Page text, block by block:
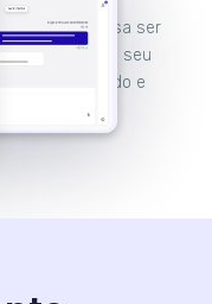
sua empresa ser
ao seu
personalizado e